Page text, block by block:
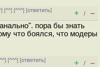
] [^^] [^^^] [ответить]
+ / –
пора бы знать
что боялся, что модеры
^^] [^^^] [ответить]
+ / –